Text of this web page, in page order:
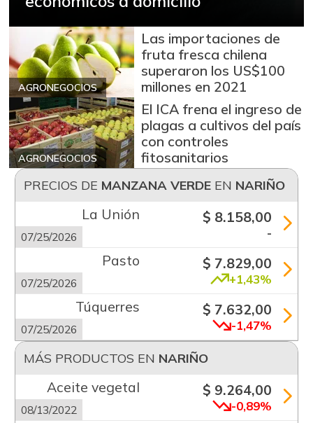
AGRONEGOCIOS
Las importaciones de
fruta fresca chilena
superaron los US$100
millones en 2021
AGRONEGOCIOS
El ICA frena el ingreso de
plagas a cultivos del país
con controles
fitosanitarios
PRECIOS DE MANZANA VERDEEN NARIÑO
La Unión
07/25/2026
$ 8.158,00
-
Pasto
07/25/2026
$ 7.829,00
+1,43%
Túquerres
07/25/2026
$ 7.632,00
-1,47%
MÁS PRODUCTOS EN NARIÑO
Aceite vegetal
08/13/2022
$ 9.264,00
-0,89%